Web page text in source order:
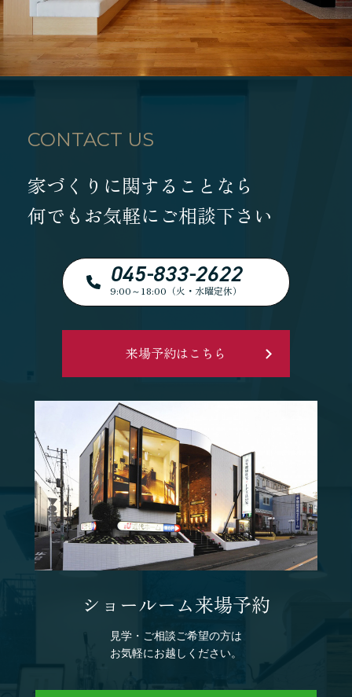
CONTACT US
家づくりに関することなら
何でもお気軽にご相談下さい
045-833-2622
9:00～18:00（火・水曜定休）
来場予約はこちら
ショールーム来場予約
見学・ご相談ご希望の方は
お気軽にお越しください。